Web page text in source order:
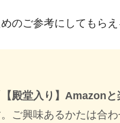
のご参考にしてもらえ
【殿堂入り】Amazon
ご興味あるかたは合わ